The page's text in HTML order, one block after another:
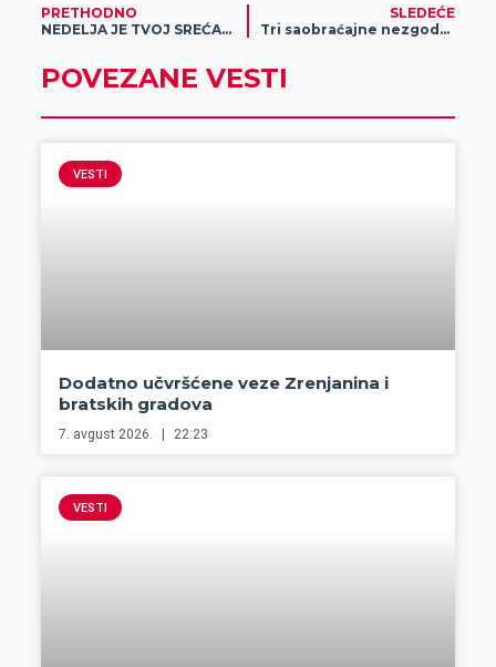
PRETHODNO
NEDELJA JE TVOJ SREĆAN DAN: Priključi se i PREUZMI SVOJ POKLON!
SLEDEĆE
Tri saobraćajne nezgode tokom vikenda
POVEZANE VESTI
VESTI
Dodatno učvršćene veze Zrenjanina i
bratskih gradova
7. avgust 2026. 22:23
VESTI